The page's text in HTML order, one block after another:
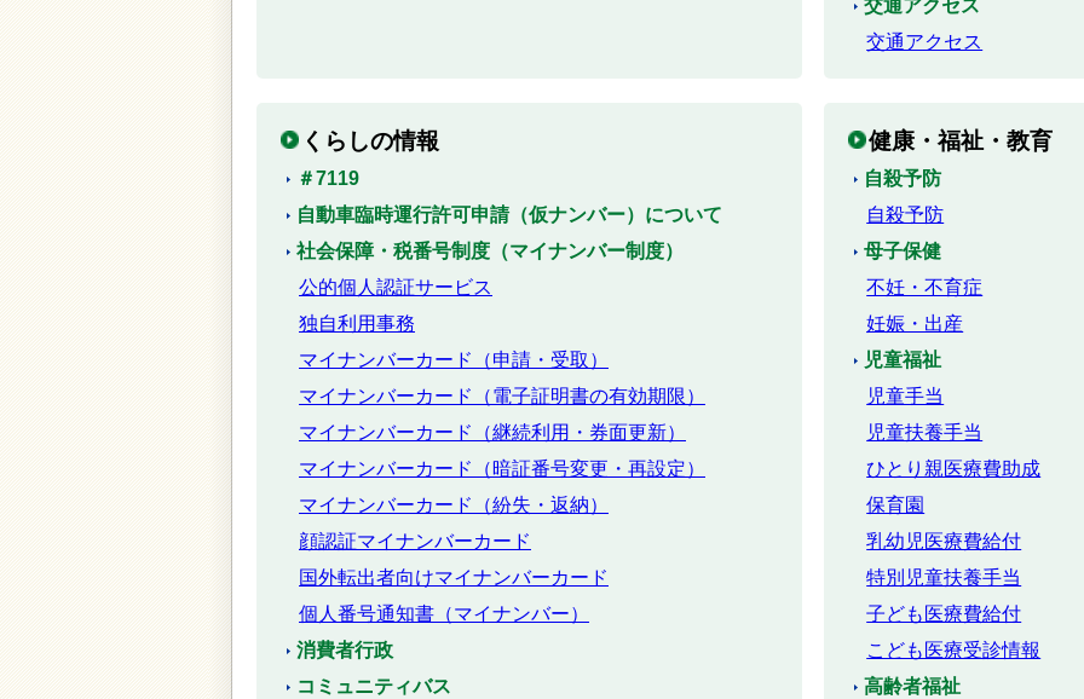
交通アクセス
交通アクセス
くらしの情報
＃7119
自動車臨時運行許可申請（仮ナンバー）について
社会保障・税番号制度（マイナンバー制度）
公的個人認証サービス
独自利用事務
マイナンバーカード（申請・受取）
マイナンバーカード（電子証明書の有効期限）
マイナンバーカード（継続利用・券面更新）
マイナンバーカード（暗証番号変更・再設定）
マイナンバーカード（紛失・返納）
顔認証マイナンバーカード
国外転出者向けマイナンバーカード
個人番号通知書（マイナンバー）
消費者行政
コミュニティバス
健康・福祉・教育
自殺予防
自殺予防
母子保健
不妊・不育症
妊娠・出産
児童福祉
児童手当
児童扶養手当
ひとり親医療費助成
保育園
乳幼児医療費給付
特別児童扶養手当
子ども医療費給付
こども医療受診情報
高齢者福祉